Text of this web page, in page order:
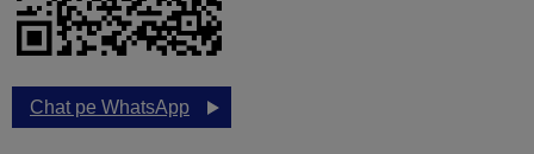
Chat pe WhatsApp